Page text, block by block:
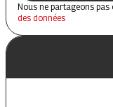
Nous ne partageons
des données